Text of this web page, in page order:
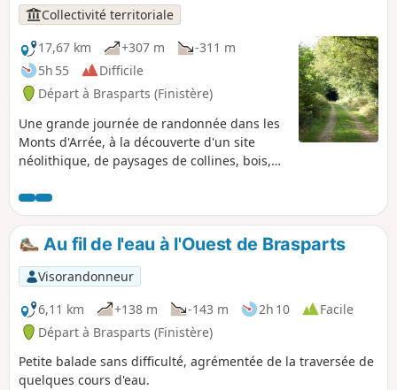
Collectivité territoriale
17,67 km
+307 m
-311 m
5h 55
Difficile
Départ à Brasparts (Finistère)
Une grande journée de randonnée dans les
Monts d'Arrée, à la découverte d'un site
néolithique, de paysages de collines, bois,
paisiblement rivières et ruisseaux.
Au fil de l'eau à l'Ouest de Brasparts
Visorandonneur
6,11 km
+138 m -143 m 2h 10
Facile
Départ à Brasparts (Finistère)
Petite balade sans difficulté, agrémentée de la traversée de
quelques cours d'eau.